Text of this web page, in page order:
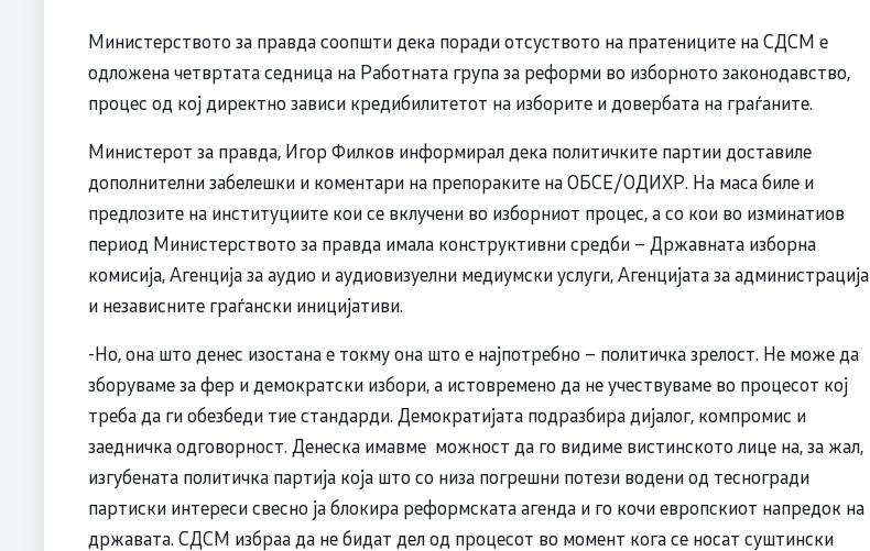
Министерството за правда соопшти дека поради отсуството на пратениците на СДСМ е
одложена четвртата седница на Работната група за реформи во изборното законодавство,
процес од кој директно зависи кредибилитетот на изборите и довербата на граѓаните.
Министерот за правда, Игор Филков информирал дека политичките партии доставиле
дополнителни забелешки и коментари на препораките на ОБСЕ/ОДИХР. На маса биле и
предлозите на институциите кои се вклучени во изборниот процес, а со кои во изминатиов
период Министерството за правда имала конструктивни средби – Државната изборна
комисија, Агенција за аудио и аудиовизуелни медиумски услуги, Агенцијата за администрација
и независните граѓански иницијативи.
-Но, она што денес изостана е токму она што е најпотребно – политичка зрелост. Не може да
зборуваме за фер и демократски избори, а истовремено да не учествуваме во процесот кој
треба да ги обезбеди тие стандарди. Демократијата подразбира дијалог, компромис и
заедничка одговорност. Денеска имавме можност да го видиме вистинското лице на, за жал,
изгубената политичка партија која што со низа погрешни потези водени од тесногради
партиски интереси свесно ја блокира реформската агенда и го кочи европскиот напредок на
државата. СДСМ избраа да не бидат дел од процесот во момент кога се носат суштински